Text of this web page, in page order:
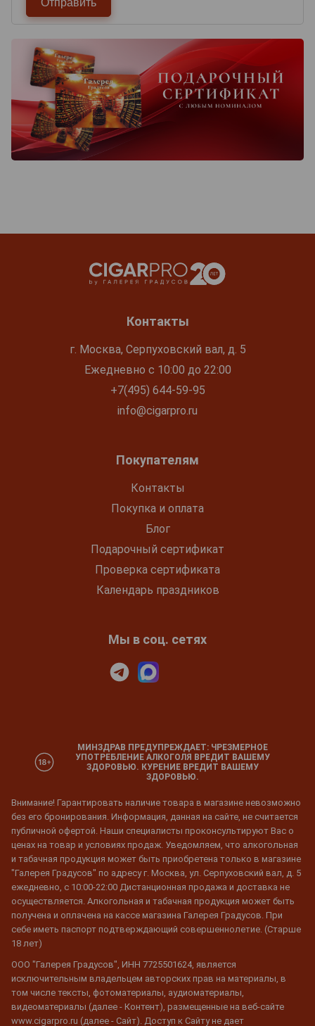
Контакты
г. Москва, Серпуховский вал, д. 5
Ежедневно с 10:00 до 22:00
+7(495) 644-59-95
info@cigarpro.ru
Покупателям
Контакты
Покупка и оплата
Блог
Подарочный сертификат
Проверка сертификата
Календарь праздников
Мы в соц. сетях
МИНЗДРАВ ПРЕДУПРЕЖДАЕТ: ЧРЕЗМЕРНОЕ
УПОТРЕБЛЕНИЕ АЛКОГОЛЯ ВРЕДИТ ВАШЕМУ
ЗДОРОВЬЮ. КУРЕНИЕ ВРЕДИТ ВАШЕМУ
ЗДОРОВЬЮ.
Внимание! Гарантировать наличие товара в магазине невозможно
без его бронирования. Информация, данная на сайте, не считается
публичной офертой. Наши специалисты проконсультируют Вас о
ценах на товар и условиях продаж. Уведомляем, что алкогольная
и табачная продукция может быть приобретена только в магазине
"Галерея Градусов" по адресу г. Москва, ул. Серпуховский вал, д. 5
ежедневно, с 10:00-22:00 Дистанционная продажа и доставка не
осуществляется. Алкогольная и табачная продукция может быть
получена и оплачена на кассе магазина Галерея Градусов. При
себе иметь паспорт подтверждающий совершеннолетие. (Старше
18 лет)
ООО "Галерея Градусов", ИНН 7725501624, является
исключительным владельцем авторских прав на материалы, в
том числе тексты, фотоматериалы, аудиоматериалы,
видеоматериалы (далее - Контент), размещенные на веб-сайте
www.cigarpro.ru (далее - Сайт). Доступ к Сайту не дает